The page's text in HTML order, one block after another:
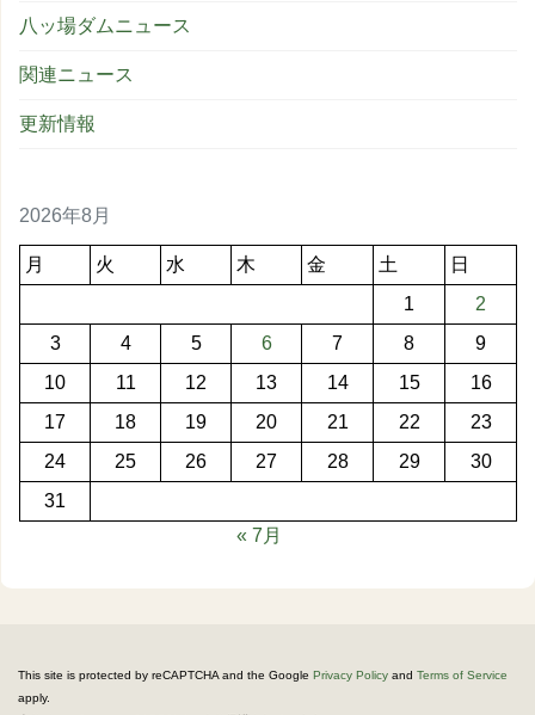
八ッ場ダムニュース
関連ニュース
更新情報
2026年8月
月 火 水 木 金 土
日
1
2
3
4 5 6 7 8
9
10
11 12 13 14 15
16
17
18 19 20 21 22
23
24
25 26 27 28 29
30
31
« 7月
This site is protected by reCAPTCHA and the Google Privacy Policy and Terms of Service
apply.